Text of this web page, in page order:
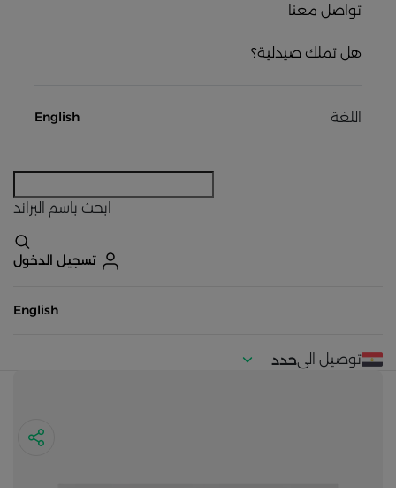
تواصل معنا
هل تملك صيدلية؟
اللغة English
ابحث باسم البراند
تسجيل الدخول
English
توصيل الىحدد